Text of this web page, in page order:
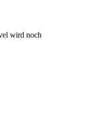
wird noch